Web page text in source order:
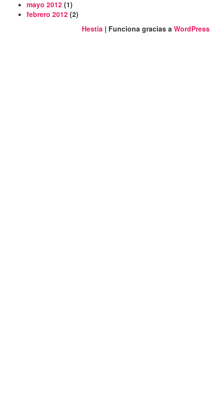
mayo 2012 (1)
febrero 2012 (2)
Hestia | Funciona gracias a WordPress